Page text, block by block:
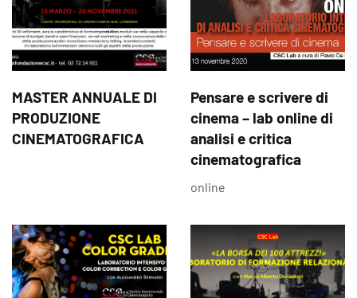
MASTER ANNUALE DI
PRODUZIONE
CINEMATOGRAFICA
Pensare e scrivere di
cinema – lab online di
analisi e critica
cinematografica
online